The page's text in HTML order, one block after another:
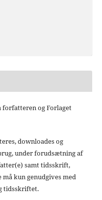
forfatteren og Forlaget
downloades og
under forudsætning af
samt tidsskrift,
kun genudgives med
tidsskriftet.